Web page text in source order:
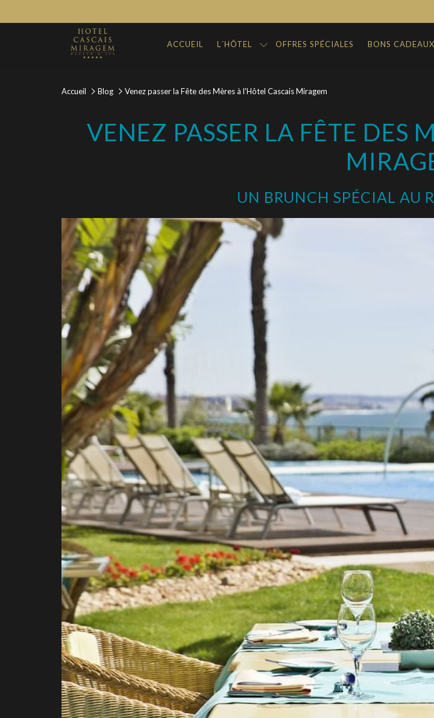
ACCUEIL L´HÔTEL OFFRES SPÉCIALES BONS CADEAUX
Accueil Blog Venez passer la Fête des Mères à l'Hôtel Cascais Miragem
VENEZ PASSER LA FÊTE DES
UN BRUNCH SPÉCIAL AU